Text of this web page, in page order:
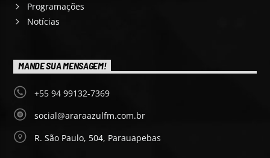
Programações
Notícias
MANDE SUA MENSAGEM!
+55 94 99132-7369
social@araraazulfm.com.br
R. São Paulo, 504, Parauapebas